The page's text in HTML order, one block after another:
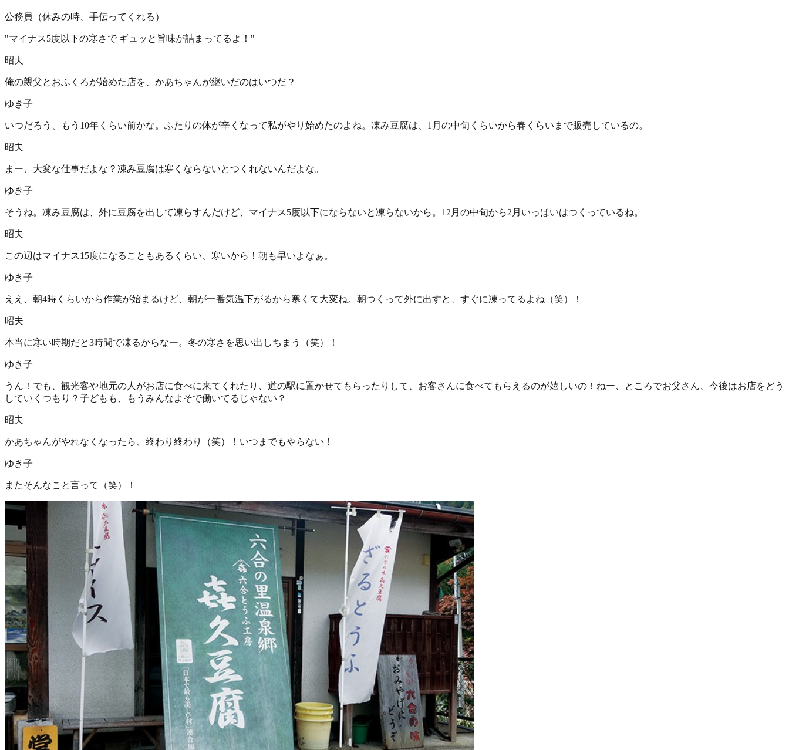
公務員（休みの時、手伝ってくれる）
"マイナス5度以下の寒さで ギュッと旨味が詰まってるよ！ "
昭夫
俺の親父とおふくろが始めた店を、かあちゃんが継いだのはいつだ？
ゆき子
いつだろう、もう10年くらい前かな。ふたりの体が辛くなって私がやり始めたのよね。凍み豆腐は、1月の中旬くらいから春くらいまで販売しているの。
昭夫
まー、大変な仕事だよな？凍み豆腐は寒くならないとつくれないんだよな。
ゆき子
そうね。凍み豆腐は、外に豆腐を出して凍らすんだけど、マイナス5度以下にならないと凍らないから。12月の中旬から2月いっぱいはつくっているね。
昭夫
この辺はマイナス15度になることもあるくらい、寒いから！朝も早いよなぁ。
ゆき子
ええ、朝4時くらいから作業が始まるけど、朝が一番気温下がるから寒くて大変ね。朝つくって外に出すと、すぐに凍ってるよね（笑）！
昭夫
本当に寒い時期だと3時間で凍るからなー。冬の寒さを思い出しちまう（笑）！
ゆき子
うん！でも、観光客や地元の人がお店に食べに来てくれたり、道の駅に置かせてもらったりして、お客さんに食べてもらえるのが嬉しいの！ねー、ところでお父さん、今後はお店をどう
していくつもり？子どもも、もうみんなよそで働いてるじゃない？
昭夫
かあちゃんがやれなくなったら、終わり終わり（笑）！いつまでもやらない！
ゆき子
またそんなこと言って（笑）！